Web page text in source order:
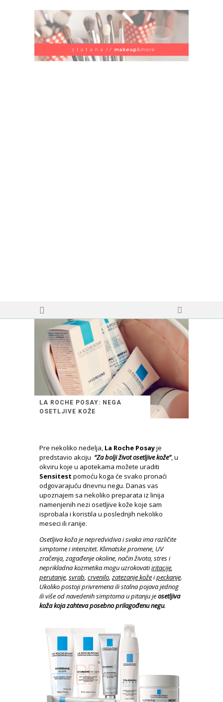
LA ROCHE POSAY: NEGA
OSETLJIVE KOŽE
Pre nekoliko nedelja, La Roche Posayje
predstavio akciju “Za bolji život osetljive kože”, u
okviru koje u apotekama možete uraditi
Sensitest pomoću koga će svako pronaći
odgovarajuću dnevnu negu. Danas vas
upoznajem sa nekoliko preparata iz linija
namenjenih nezi osetljive kože koje sam
isprobala i koristila u poslednjih nekoliko
meseci ili ranije.
Osetljiva koža je nepredvidiva i svaka ima različite
simptome i intenzitet. Klimatske promene, UV
zračenja, zagađenje okoline, način života, stres i
neprikladna kozmetika mogu uzrokovatiiritacije,
perutanje, svrab, crvenilo, zatezanje kožeipeckanje.
Ukoliko postoji privremena ili stalna pojava jednog
ili više od navedenih simptoma u pitanju jeosetljiva
koža koja zahteva posebno prilagođenu negu.